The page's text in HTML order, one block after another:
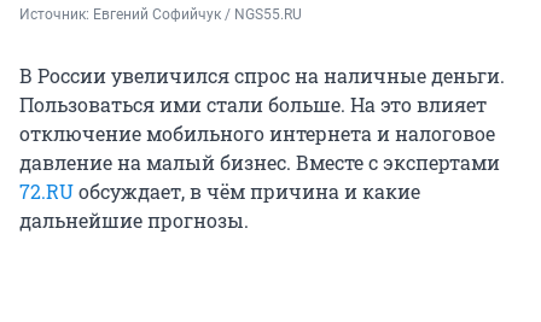
Источник: Евгений Софийчук / NGS55.RU
В России увеличился спрос на наличные деньги.
Пользоваться ими стали больше. На это влияет
отключение мобильного интернета и налоговое
давление на малый бизнес. Вместе с экспертами
72.RUобсуждает, в чём причина и какие
дальнейшие прогнозы.